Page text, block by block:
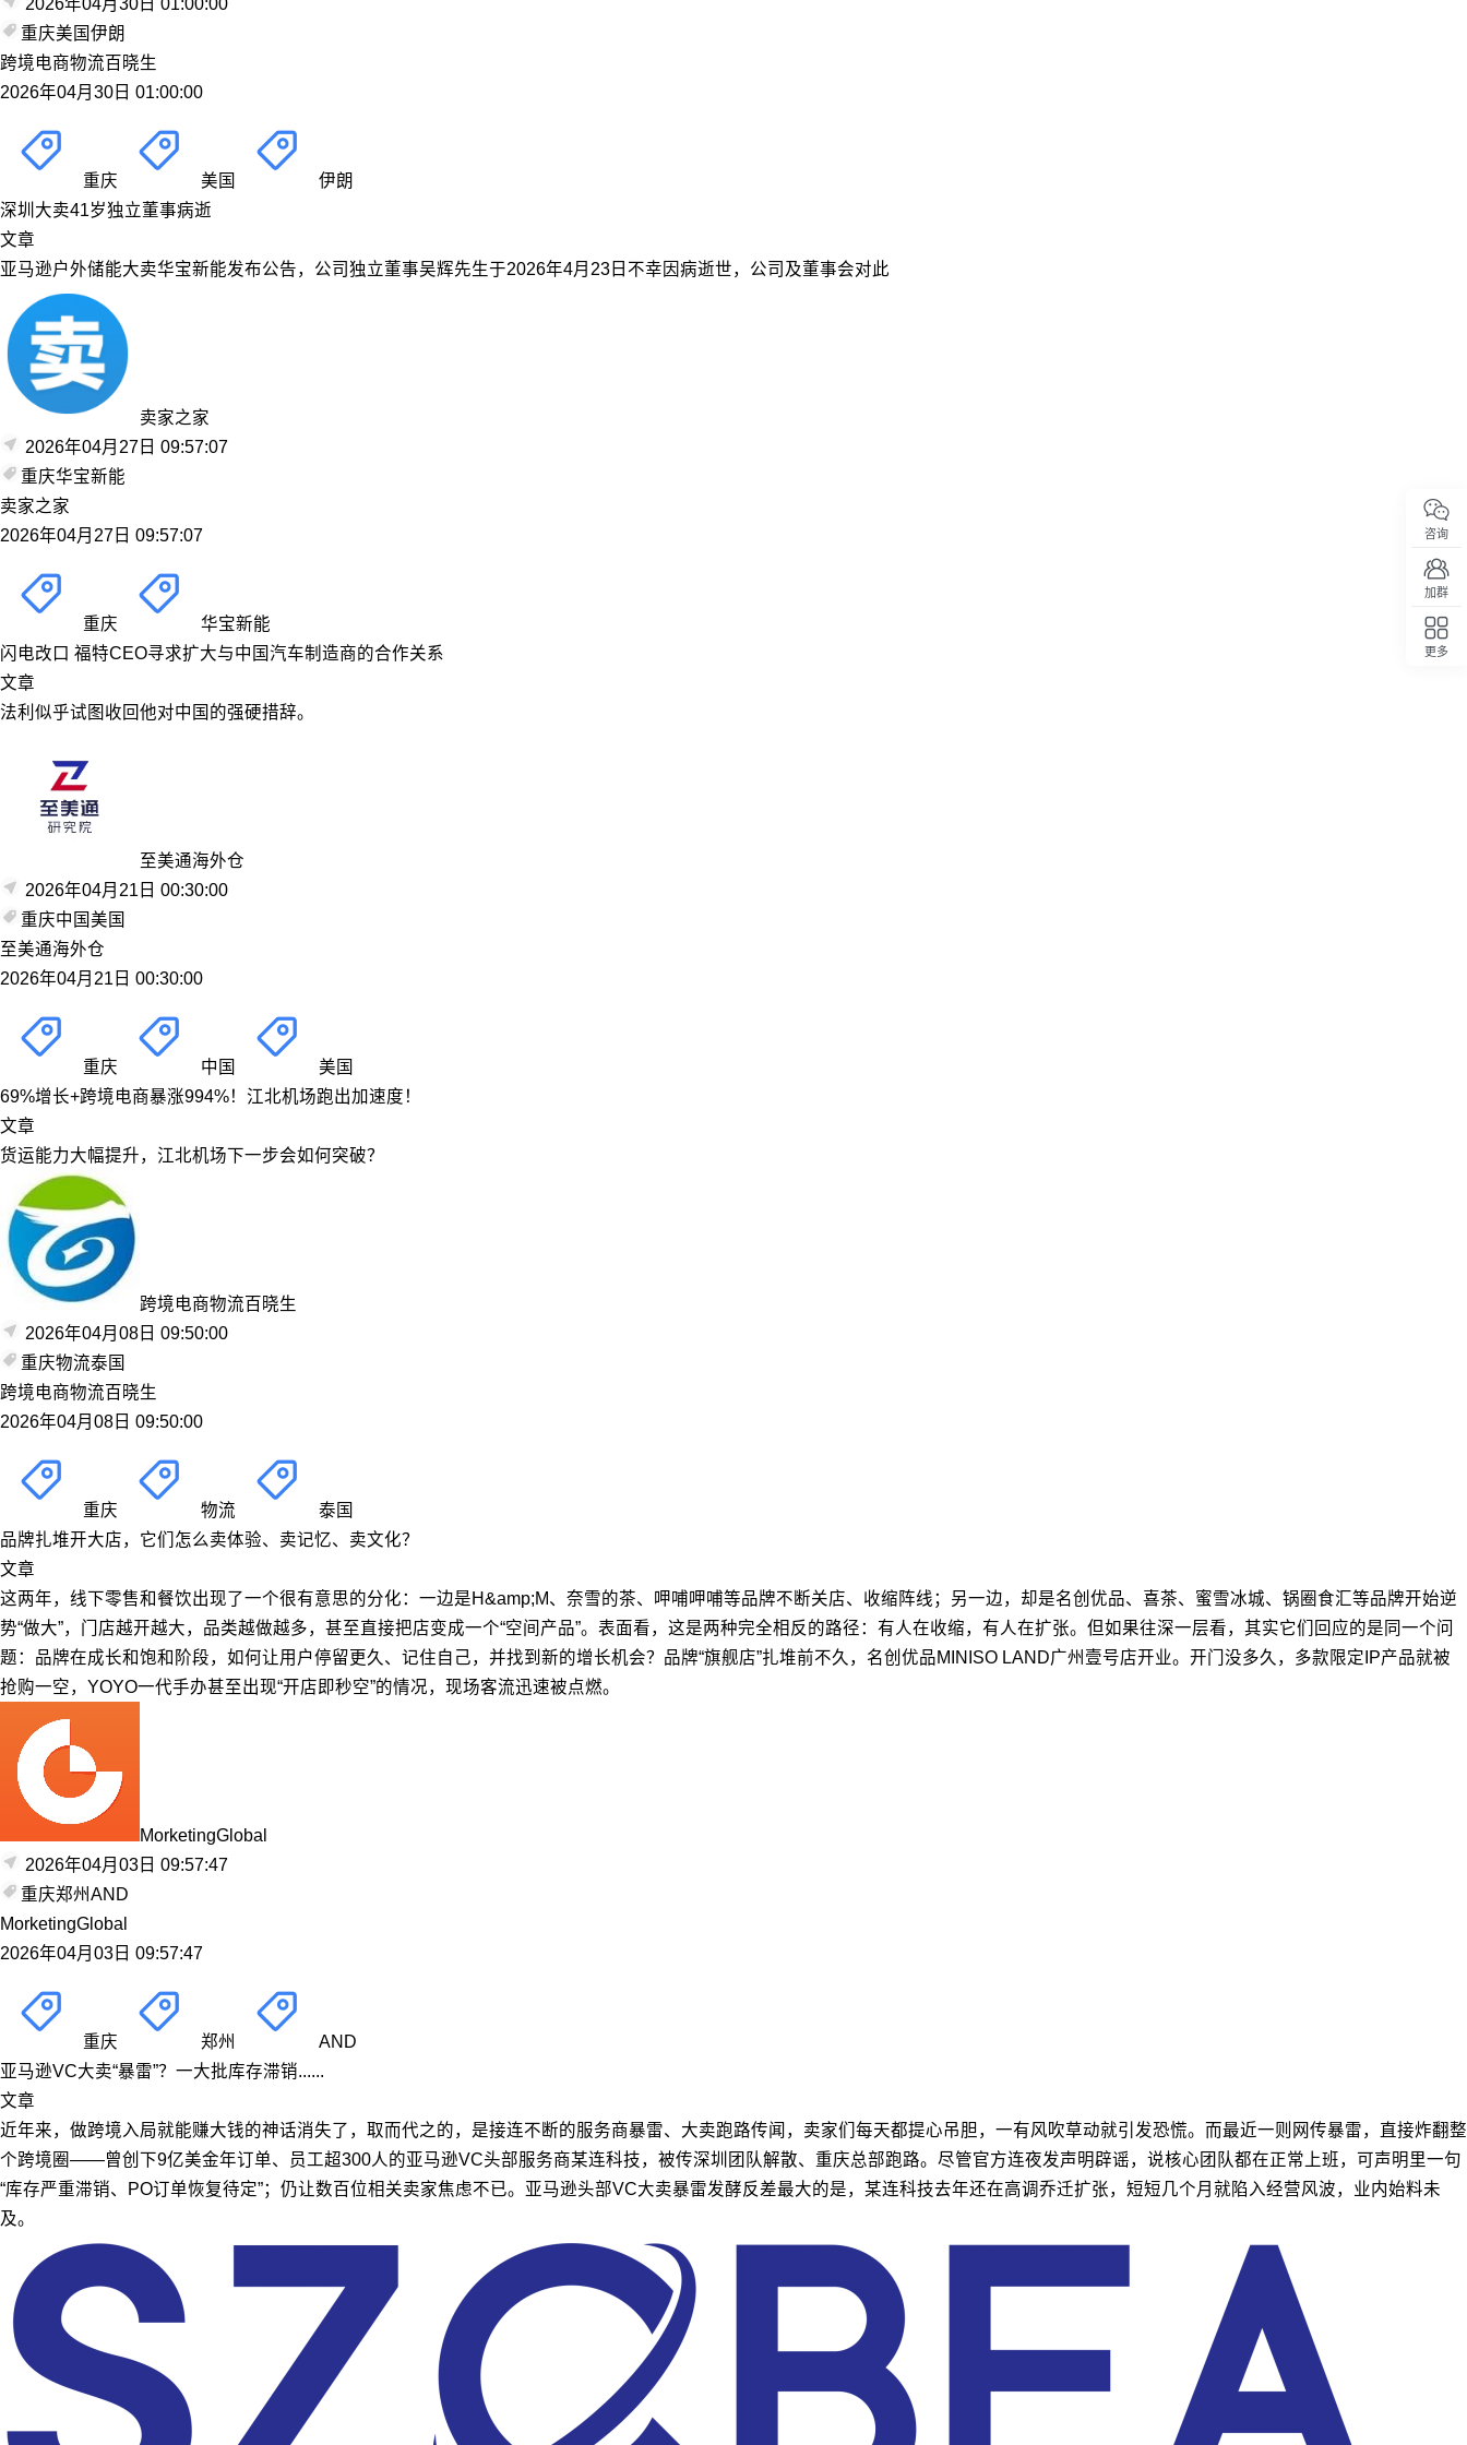
重庆美国 伊朗
跨境电商物流百晓生
2026年04月30日 01:00:00
重庆 美国
伊朗
深圳大卖41岁独立董事病逝
文章
亚马逊户外储能大卖华宝新能发布公告，公司独立董事吴辉先生于2026年4月23日不幸因病逝世，公司及董事会对此
卖家之家
2026年04月27日 09:57:07
重庆华宝新能
卖家之家
2026年04月27日 09:57:07
重庆
华宝新能
闪电改口 福特CEO寻求扩大与中国汽车制造商的合作关系
文章
法利似乎试图收回他对中国的强硬措辞。
至美通海外仓
2026年04月21日 00:30:00
重庆中国 美国
至美通海外仓
2026年04月21日 00:30:00
重庆 中国
美国
69%增长+跨境电商暴涨994%！江北机场跑出加速度！
文章
货运能力大幅提升，江北机场下一步会如何突破？
跨境电商物流百晓生
2026年04月08日 09:50:00
重庆物流泰国
跨境电商物流百晓生
2026年04月08日 09:50:00
重庆 物流
泰国
品牌扎堆开大店，它们怎么卖体验、卖记忆、卖文化？
文章
这两年，线下零售和餐饮出现了一个很有意思的分化：一边是H&amp;M、奈雪的茶、呷哺呷哺等品牌不断关店、收缩阵线；另一边，却是名创优品、喜茶、蜜雪冰城、锅圈食汇等品牌开始逆
势“做大”，门店越开越大，品类越做越多，甚至直接把店变成一个“空间产品”。表面看，这是两种完全相反的路径：有人在收缩，有人在扩张。但如果往深一层看，其实它们回应的是同一个问
题：品牌在成长和饱和阶段，如何让用户停留更久、记住自己，并找到新的增长机会？品牌“旗舰店”扎堆前不久，名创优品MINISO LAND广州壹号店开业。开门没多久，多款限定IP产品就被
抢购一空，YOYO一代手办甚至出现“开店即秒空”的情况，现场客流迅速被点燃。
MorketingGlobal
2026年04月03日 09:57:47
重庆郑州 AND
MorketingGlobal
2026年04月03日 09:57:47
重庆 郑州
AND
亚马逊VC大卖“暴雷”？一大批库存滞销......
文章
近年来，做跨境入局就能赚大钱的神话消失了，取而代之的，是接连不断的服务商暴雷、大卖跑路传闻，卖家们每天都提心吊胆，一有风吹草动就引发恐慌。而最近一则网传暴雷，直接炸翻整
个跨境圈——曾创下9亿美金年订单、员工超300人的亚马逊VC头部服务商某连科技，被传深圳团队解散、重庆总部跑路。尽管官方连夜发声明辟谣，说核心团队都在正常上班，可声明里一句
“库存严重滞销、PO订单恢复待定”；仍让数百位相关卖家焦虑不已。亚马逊头部VC大卖暴雷发酵反差最大的是，某连科技去年还在高调乔迁扩张，短短几个月就陷入经营风波，业内始料未
及。
咨询
加群
更多